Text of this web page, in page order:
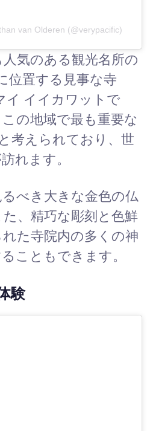
van Olderen (@verypacific)
気のある観光名所の
位置する見事な寺
イ イイカワットで
の地域で最も重要な
考えられており、世
れます。
べき大きな金色の仏
、精巧な彫刻と色鮮
た寺院内の多くの神
こともできます。
験